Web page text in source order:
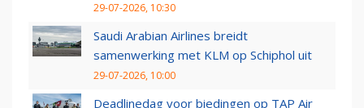
29-07-2026, 10:30
Saudi Arabian Airlines breidt
samenwerking met KLM op Schiphol uit
29-07-2026, 10:00
Deadlinedag voor biedingen op TAP Air